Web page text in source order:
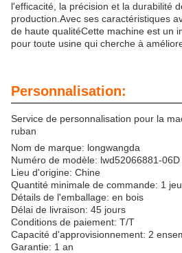
l'efficacité, la précision et la durabilité
production.Avec ses caractéristiques
de haute qualitéCette machine est un
pour toute usine qui cherche à
Personnalisation:
Service de personnalisation pour la
ruban
Nom de marque: longwangda
Numéro de modèle: lwd52066881-06D
Lieu d'origine: Chine
Quantité minimale de commande: 1 jeu
Détails de l'emballage: en bois
Délai de livraison: 45 jours
Conditions de paiement: T/T
Capacité d'approvisionnement: 2
Garantie: 1 an